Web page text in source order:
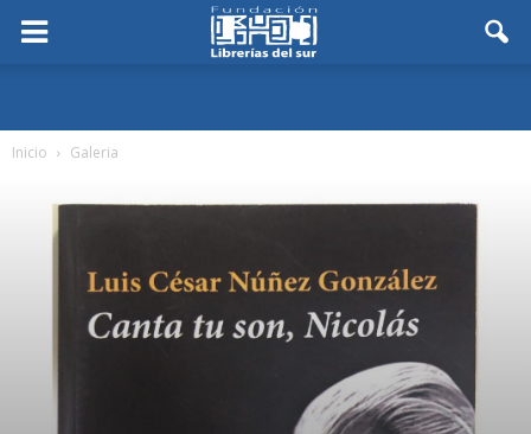
Inicio Galeria